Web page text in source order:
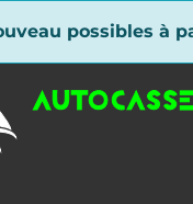
possibles à